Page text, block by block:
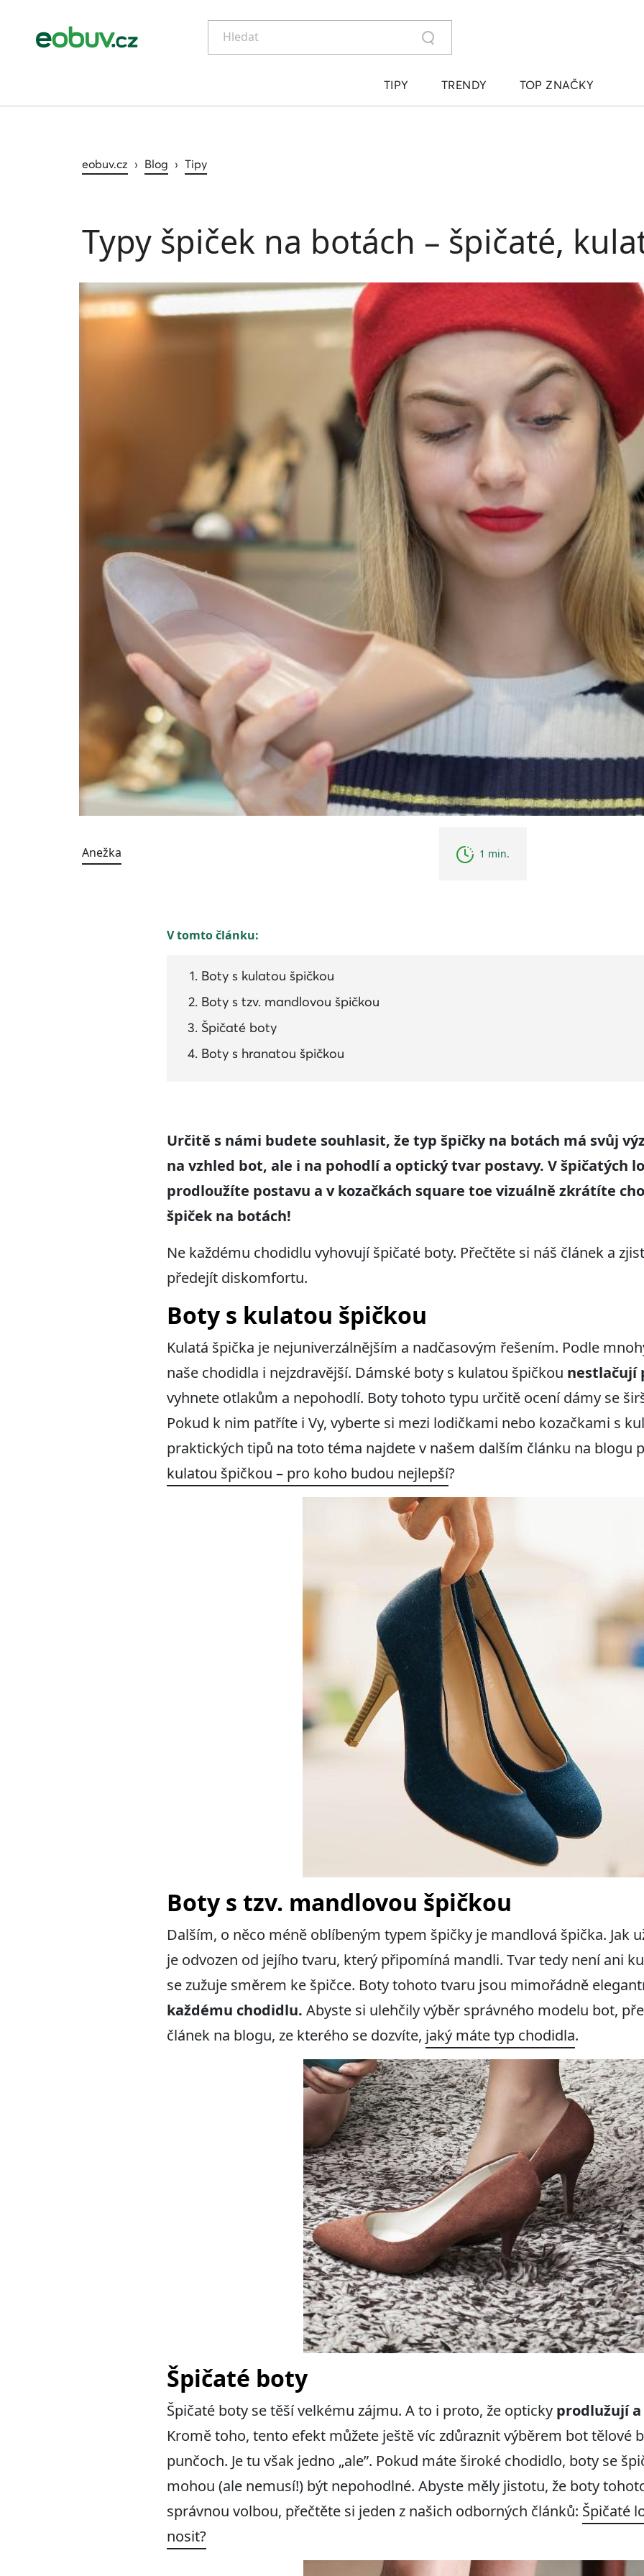
Hledat
TIPY TRENDY TOP ZNAČKY
eobuv.cz › Blog › Tipy
Typy špiček na botách – špičaté,
Anežka 1 min.
V tomto článku:
Boty s kulatou špičkou
Boty s tzv. mandlovou špičkou
Špičaté boty
Boty s hranatou špičkou
Určitě s námi budete souhlasit, že typ špičky na botách má svůj
na vzhled bot, ale i na pohodlí a optický tvar postavy. V špičatých
prodloužíte postavu a v kozačkách square toe vizuálně zkrátíte
špiček na botách!
Ne každému chodidlu vyhovují špičaté boty. Přečtěte si náš článek a
předejít diskomfortu.
Boty s kulatou špičkou
Kulatá špička je nejuniverzálnějším a nadčasovým řešením. Podle
naše chodidla i nejzdravější. Dámské boty s kulatou špičkou nestlačují
vyhnete otlakům a nepohodlí. Boty tohoto typu určitě ocení dámy se
Pokud k nim patříte i Vy, vyberte si mezi lodičkami nebo kozačkami s
praktických tipů na toto téma najdete v našem dalším článku na blogu
kulatou špičkou – pro koho budou nejlepší?
Boty s tzv. mandlovou špičkou
Dalším, o něco méně oblíbeným typem špičky je mandlová špička. Jak
je odvozen od jejího tvaru, který připomíná mandli. Tvar tedy není ani
se zužuje směrem ke špičce. Boty tohoto tvaru jsou mimořádně
každému chodidlu. Abyste si ulehčily výběr správného modelu bot,
článek na blogu, ze kterého se dozvíte, jaký máte typ chodidla.
Špičaté boty
Špičaté boty se těší velkému zájmu. A to i proto, že opticky prodlužují
Kromě toho, tento efekt můžete ještě víc zdůraznit výběrem bot tělové
punčoch. Je tu však jedno „ale”. Pokud máte široké chodidlo, boty se
mohou (ale nemusí!) být nepohodlné. Abyste měly jistotu, že boty
správnou volbou, přečtěte si jeden z našich odborných článků: Špičaté
nosit?